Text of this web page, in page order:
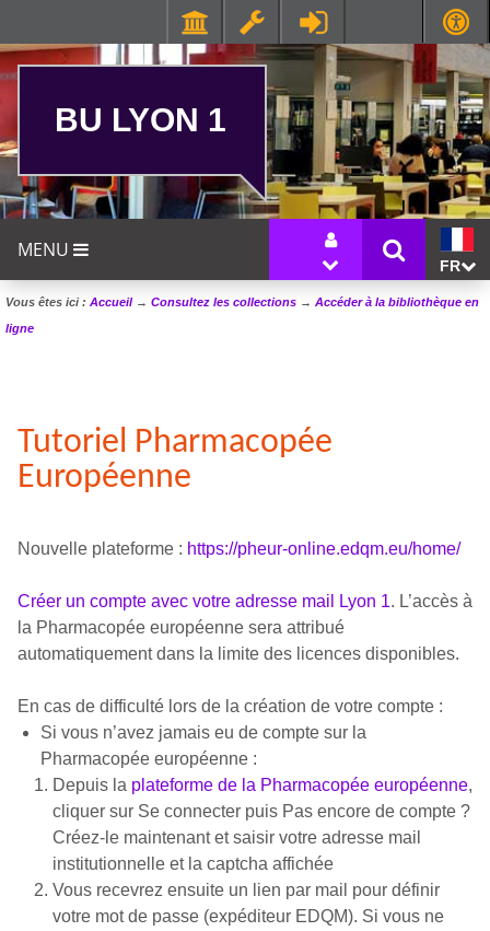
BU LYON 1
MENU
FR
Vous êtes ici : Accueil→ Consultez les collections → Accéder à la bibliothèque en
ligne
Tutoriel Pharmacopée
Européenne
Nouvelle plateforme : https://pheur-online.edqm.eu/home/
Créer un compte avec votre adresse mail Lyon 1. L’accès à
la Pharmacopée européenne sera attribué
automatiquement dans la limite des licences disponibles.
En cas de difficulté lors de la création de votre compte :
Si vous n’avez jamais eu de compte sur la
Pharmacopée européenne :
Depuis la plateforme de la Pharmacopée européenne,
cliquer sur Se connecter puis Pas encore de compte ?
Créez-le maintenant et saisir votre adresse mail
institutionnelle et la captcha affichée
Vous recevrez ensuite un lien par mail pour définir
votre mot de passe (expéditeur EDQM). Si vous ne